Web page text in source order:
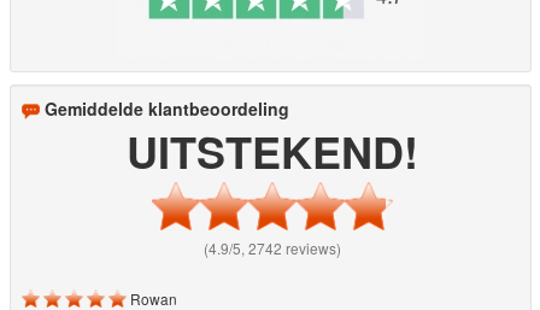
Gemiddelde klantbeoordeling
UITSTEKEND!
(4.9/5, 2742 reviews)
Rowan